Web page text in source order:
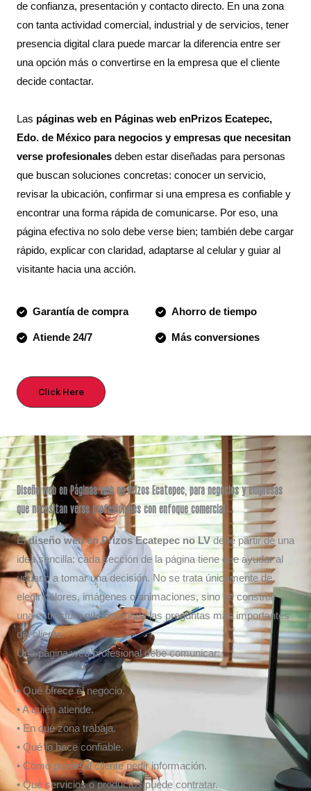
de confianza, presentación y contacto directo. En una zona
con tanta actividad comercial, industrial y de servicios, tener
presencia digital clara puede marcar la diferencia entre ser
una opción más o convertirse en la empresa que el cliente
decide contactar.
Las páginas web en Páginas web enPrizos Ecatepec,
Edo. de México para negocios y empresas que necesitan
verse profesionales deben estar diseñadas para personas
que buscan soluciones concretas: conocer un servicio,
revisar la ubicación, confirmar si una empresa es confiable y
encontrar una forma rápida de comunicarse. Por eso, una
página efectiva no solo debe verse bien; también debe cargar
rápido, explicar con claridad, adaptarse al celular y guiar al
visitante hacia una acción.
Garantía de compra
Atiende 24/7
Ahorro de tiempo
Más conversiones
Click Here
Diseño web en Páginas web enPrizos Ecatepec, para negocios y empresas
que necesitan verse profesionales con enfoque comercial
Eldiseño web en Prizos Ecatepec no LVdebe partir de una
idea sencilla: cada sección de la página tiene que ayudar al
usuario a tomar una decisión. No se trata únicamente de
elegir colores, imágenes o animaciones, sino de construir
una estructura que responda las preguntas más importantes
del cliente.
Una página web profesional debe comunicar:
• Qué ofrece el negocio.
• A quién atiende.
• En qué zona trabaja.
• Qué lo hace confiable.
• Cómo puede el cliente pedir información.
• Qué servicios o productos puede contratar.